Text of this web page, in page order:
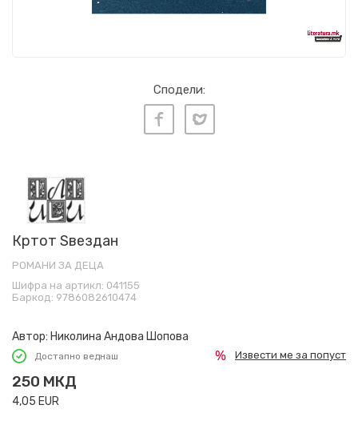
Сподели:
Кртот Ѕвездан
РОМАНИ ЗА ДЕЦА
Шифра на артикл: 041155
Баркод: 9786082610474
Автор: Николина Андова Шопова
Достапно веднаш
250 МКД
4,05 EUR
Извести ме за попуст